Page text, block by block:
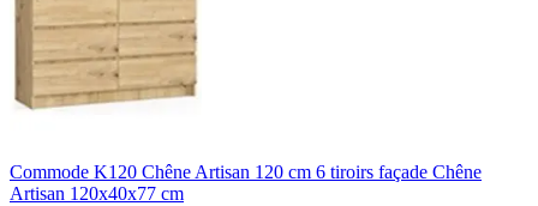
Commode K120 Chêne Artisan 120 cm 6 tiroirs façade Chêne
Artisan 120x40x77 cm